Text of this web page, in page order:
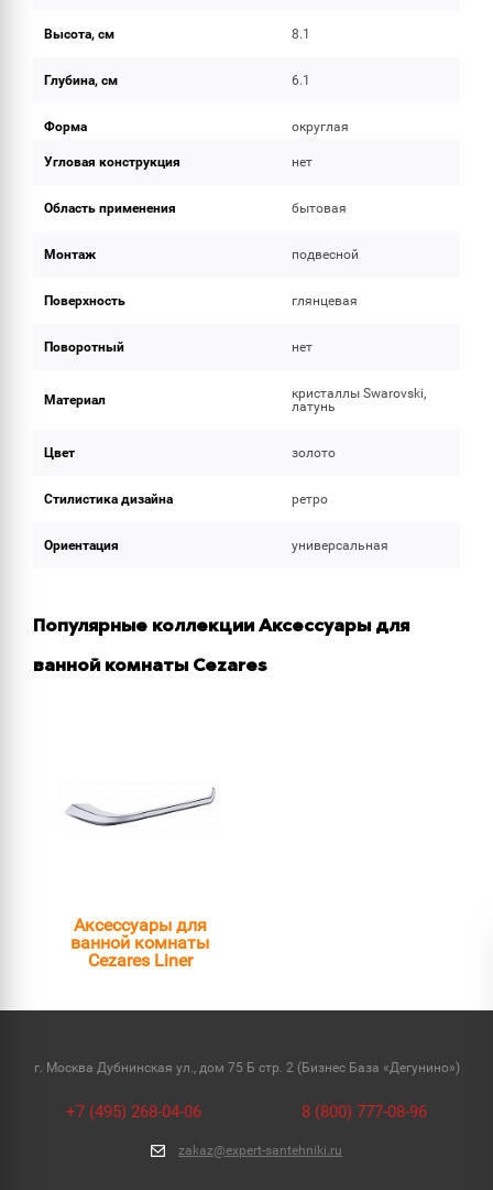
Высота, см 8.1
Глубина, см 6.1
Форма округлая
Угловая конструкция нет
Область применения бытовая
Монтаж подвесной
Поверхность глянцевая
Поворотный нет
Материал
кристаллы Swarovski,
латунь
Цвет золото
Стилистика дизайна ретро
Ориентация универсальная
Популярные коллекции Аксессуары для
ванной комнаты Cezares
Аксессуары для
ванной комнаты
Cezares Liner
г. Москва Дубнинская ул., дом 75 Б стр. 2 (Бизнес База «Дегунино»)
+7 (495) 268-04-06 8 (800) 777-08-96
zakaz@expert-santehniki.ru